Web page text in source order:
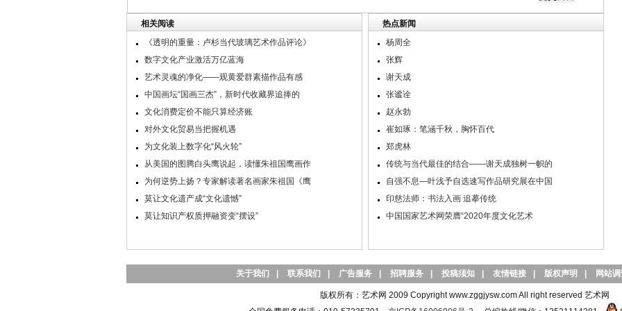
相关阅读
《透明的重量：卢杉当代玻璃艺术作品评论》
数字文化产业激活万亿蓝海
艺术灵魂的净化——观黄爱群素描作品有感
中国画坛“国画三杰”，新时代收藏界追捧的
文化消费定价不能只算经济账
对外文化贸易当把握机遇
为文化装上数字化“风火轮”
从美国的图腾白头鹰说起，读懂朱祖国鹰画作
为何逆势上扬？专家解读著名画家朱祖国《鹰
莫让文化遗产成“文化遗憾”
莫让知识产权质押融资变“摆设”
热点新闻
杨周全
张辉
谢天成
张谧诠
赵永勃
崔如琢：笔涵千秋，胸怀百代
郑虎林
传统与当代最佳的结合——谢天成独树一帜的
自强不息—叶浅予自选速写作品研究展在中国
印慈法师：书法入画 追摹传统
中国国家艺术网荣膺“2020年度文化艺术
关于我们 联系我们 广告服务 招聘服务 投稿须知 友情链接 版权声明 网站
版权所有：艺术网 2009 Copyright www.zggjysw.com All right reserved 艺术网